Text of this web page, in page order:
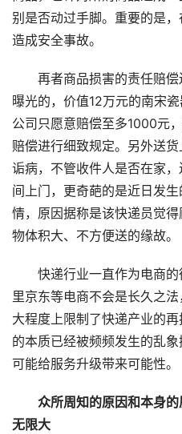
别是否动过手脚。重要的是
造成安全事故。
再者商品损害的责任赔偿
曝光的，价值12万元的南宋
公司只愿意赔偿至多1000元
赔偿进行细致规定。另外送
诟病，不管收件人是否在家
间上门，更奇葩的是近日发
情，原因据称是该快递员觉
物体积大、不方便送的缘故。
快递行业一直作为电商的
里京东等电商不会是长久之
大程度上限制了快递产业的
的本质已经被频频发生的乱
可能给服务升级带来可能性。
众所周知的原因和本身的
无限大